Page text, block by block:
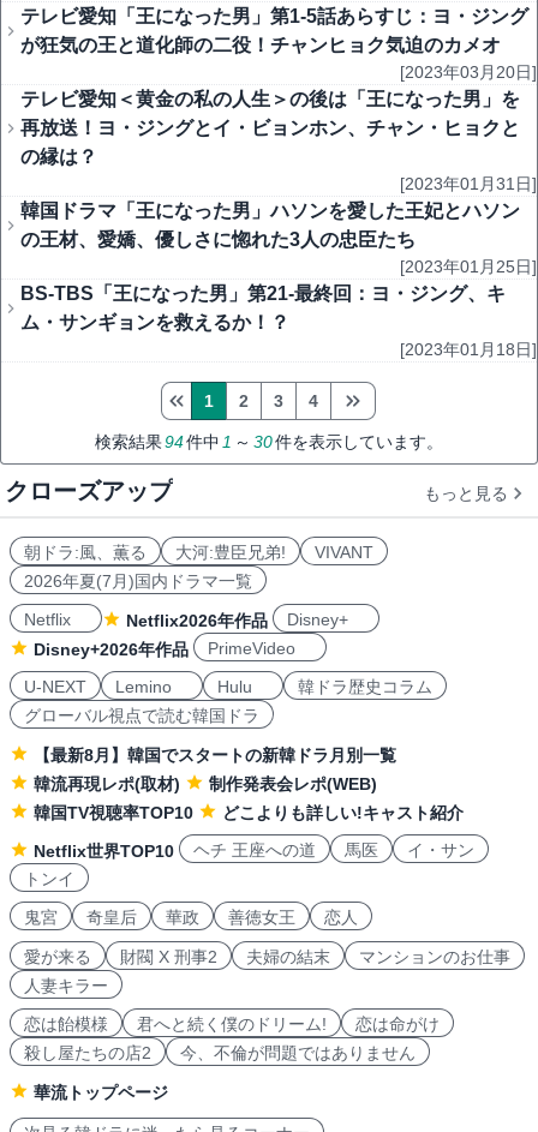
テレビ愛知「王になった男」第1-5話あらすじ：ヨ・ジング
が狂気の王と道化師の二役！チャンヒョク気迫のカメオ
[2023年03月20日]
テレビ愛知＜黄金の私の人生＞の後は「王になった男」を
再放送！ヨ・ジングとイ・ビョンホン、チャン・ヒョクと
の縁は？
[2023年01月31日]
韓国ドラマ「王になった男」ハソンを愛した王妃とハソン
の王材、愛嬌、優しさに惚れた3人の忠臣たち
[2023年01月25日]
BS-TBS「王になった男」第21-最終回：ヨ・ジング、キ
ム・サンギョンを救えるか！？
[2023年01月18日]
検索結果94件中 1 ～ 30件を表示しています。
1 2 3 4
クローズアップ もっと見る
朝ドラ:風、薫る 大河:豊臣兄弟!
VIVANT
2026年夏(7月)国内ドラマ一覧
Netflix
Netflix2026年作品
Disney+
Disney+2026年作品
PrimeVideo
U-NEXT
Lemino Hulu
韓ドラ歴史コラム
グローバル視点で読む韓国ドラ
【最新8月】韓国でスタートの新韓ドラ月別一覧
韓流再現レポ(取材)
制作発表会レポ(WEB)
韓国TV視聴率TOP10
どこよりも詳しい!キャスト紹介
Netflix世界TOP10
ヘチ 王座への道 馬医
イ・サン
トンイ
鬼宮
奇皇后 華政 善徳女王 恋人
愛が来る 財閥 X 刑事2 夫婦の結末
マンションのお仕事
人妻キラー
恋は飴模様
君へと続く僕のドリーム!
恋は命がけ
殺し屋たちの店2
今、不倫が問題ではありません
華流トップページ